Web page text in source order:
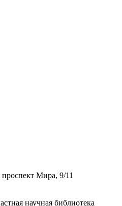
Мира, 9/11
научная библиотека